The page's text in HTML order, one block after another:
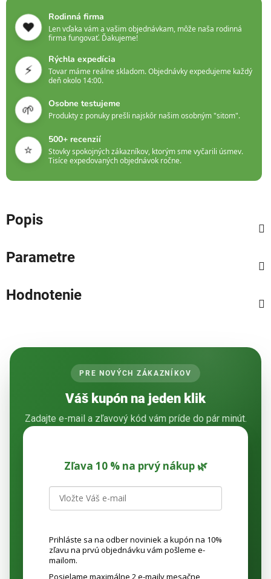
❤️
Rodinná firma
Len vďaka vám a vašim objednávkam, môže naša rodinná
firma fungovať. Ďakujeme!
⚡
Rýchla expedícia
Tovar máme reálne skladom. Objednávky expedujeme každý
deň okolo 14:00.
🌱 Osobne testujeme
Produkty z ponuky prešli najskôr našim osobným "sitom".
⭐
500+ recenzií
Stovky spokojných zákazníkov, ktorým sme vyčarili úsmev.
Tisíce expedovaných objednávok ročne.
Popis
Parametre
Hodnotenie
PRE NOVÝCH ZÁKAZNÍKOV
Váš kupón na jeden klik
Zadajte e-mail a zľavový kód vám príde do pár minút.
Zľava 10 % na prvý nákup 🌿
Prihláste sa na odber noviniek a kupón na 10%
zľavu na prvú objednávku vám pošleme e-
mailom.
Posielame maximálne 2 e-maily mesačne